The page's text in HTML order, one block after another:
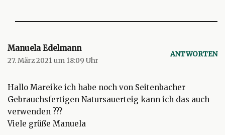
Manuela Edelmann
27. März 2021 um 18:09 Uhr
ANTWORTEN
Hallo Mareike ich habe noch von Seitenbacher
Gebrauchsfertigen Natursauerteig kann ich das auch
verwenden ???
Viele grüße Manuela